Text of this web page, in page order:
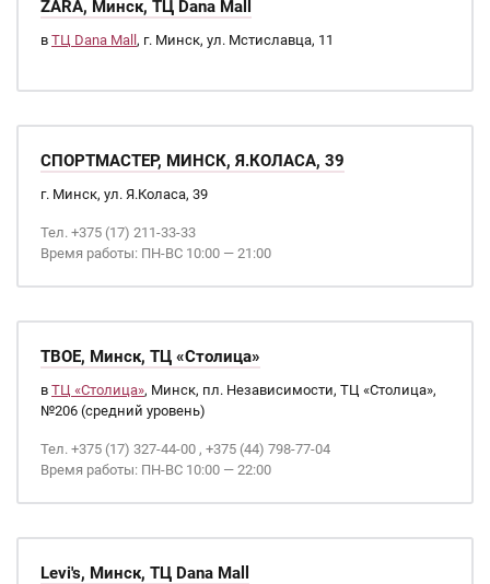
ZARA, Минск, ТЦ Dana Mall
в ТЦ Dana Mall , г. Минск, ул. Мстиславца, 11
СПОРТМАСТЕР, МИНСК, Я.КОЛАСА, 39
г. Минск, ул. Я.Коласа, 39
Тел. +375 (17) 211-33-33
Время работы: ПН-ВС 10:00 — 21:00
ТВОЕ, Минск, ТЦ «Столица»
в ТЦ «Столица», Минск, пл. Независимости, ТЦ «Столица»,
№206 (средний уровень)
Тел. +375 (17) 327-44-00 , +375 (44) 798-77-04
Время работы: ПН-ВС 10:00 — 22:00
Levi's, Минск, ТЦ Dana Mall